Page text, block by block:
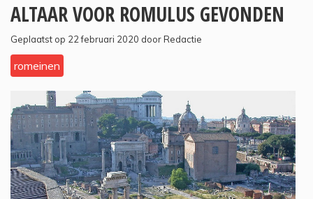
ALTAAR VOOR ROMULUS GEVONDEN
Geplaatst op 22 februari 2020 door Redactie
romeinen